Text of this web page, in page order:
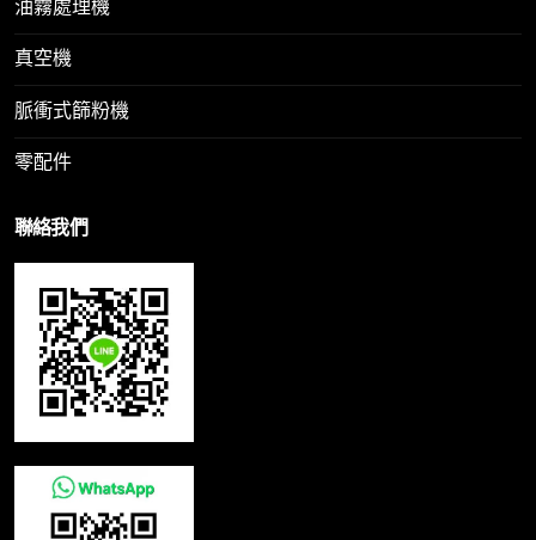
油霧處理機
真空機
脈衝式篩粉機
零配件
聯絡我們